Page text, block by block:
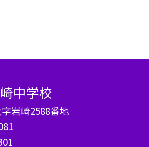
中学校
岩崎2588番地